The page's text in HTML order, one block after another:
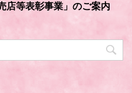
店等表彰事業」のご案内